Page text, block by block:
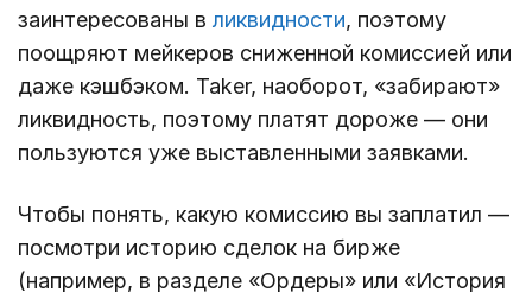
заинтересованы в ликвидности, поэтому
поощряют мейкеров сниженной комиссией или
даже кэшбэком. Taker, наоборот, «забирают»
ликвидность, поэтому платят дороже — они
пользуются уже выставленными заявками.
Чтобы понять, какую комиссию вы заплатил —
посмотри историю сделок на бирже
(например, в разделе «Ордеры» или «История